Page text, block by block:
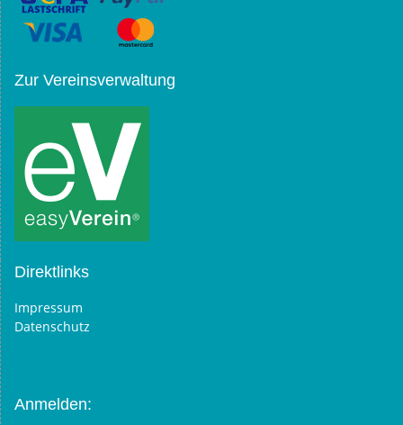
Zur Vereinsverwaltung
Direktlinks
Impressum
Datenschutz
Anmelden: